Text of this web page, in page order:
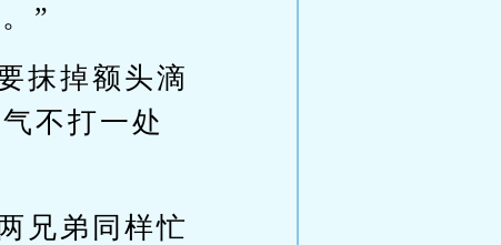
”
抹掉额头滴
不打一处
兄弟同样忙